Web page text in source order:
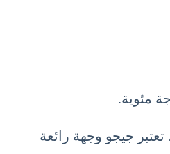
تعتبر جيجو وجهة رائعة